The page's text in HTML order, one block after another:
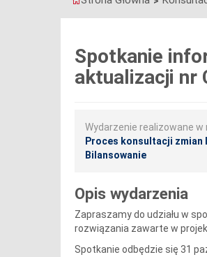
Spotkanie
aktualizacji nr
Wydarzenie realizowane w
Proces konsultacji zmian
Bilansowanie
Opis wydarzenia
Zapraszamy do udziału w
rozwiązania zawarte w
Spotkanie odbędzie się 31